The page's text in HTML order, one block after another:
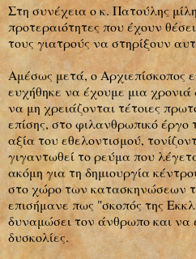
Στη συνέχεια ο κ. Πατούλης
προτεραιότητες που έχουν
τους γιατρούς να στηρίξουν
Αμέσως μετά, ο Αρχιεπίσκοπος
ευχήθηκε να έχουμε μια χρονιά
να μη χρειάζονται τέτοιες
επίσης, στο φιλανθρωπικό έργο
αξία του εθελοντισμού,
γιγαντωθεί το ρεύμα που
ακόμη για τη δημιουργία
στο χώρο των κατασκηνώσεων
επισήμανε πως "σκοπός της
δυναμώσει τον άνθρωπο και να
δυσκολίες.